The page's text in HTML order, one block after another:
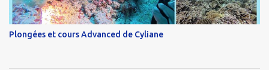
Plongées et cours Advanced de Cyliane